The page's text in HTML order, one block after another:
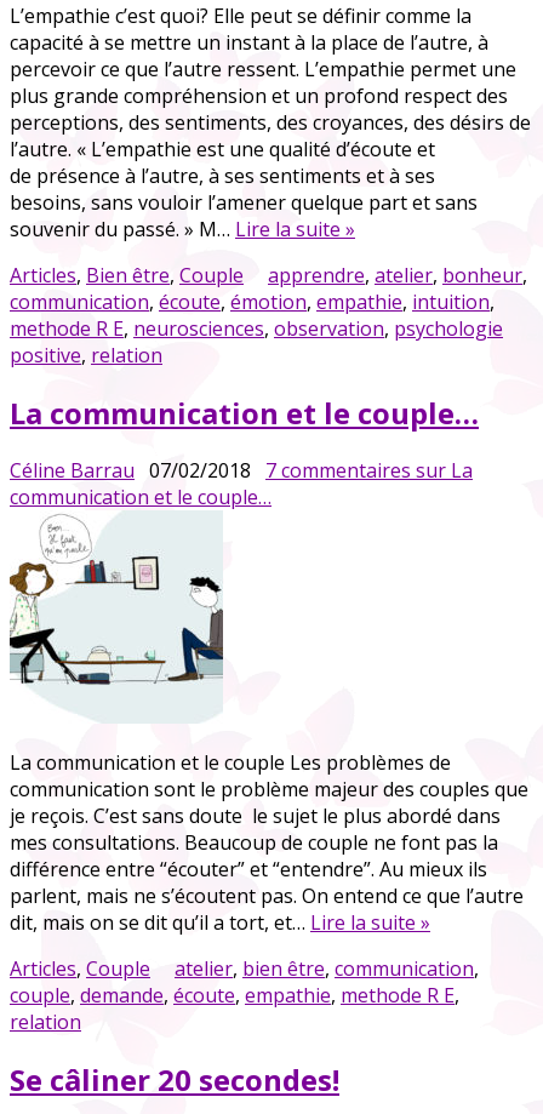
L’empathie c’est quoi? Elle peut se définir comme la
capacité à se mettre un instant à la place de l’autre, à
percevoir ce que l’autre ressent. L’empathie permet une
plus grande compréhension et un profond respect des
perceptions, des sentiments, des croyances, des désirs de
l’autre. « L’empathie est une qualité d’écoute et
de présence à l’autre, à ses sentiments et à ses
besoins, sans vouloir l’amener quelque part et sans
souvenir du passé. » M… Lire la suite »
Articles, Bien être, Couple apprendre, atelier, bonheur,
communication, écoute, émotion, empathie, intuition,
methode R E, neurosciences, observation, psychologie
positive, relation
La communication et le couple…
Céline Barrau 07/02/2018 7 commentaires sur La
communication et le couple…
La communication et le couple Les problèmes de
communication sont le problème majeur des couples que
je reçois. C’est sans doute le sujet le plus abordé dans
mes consultations. Beaucoup de couple ne font pas la
différence entre “écouter” et “entendre”. Au mieux ils
parlent, mais ne s’écoutent pas. On entend ce que l’autre
dit, mais on se dit qu’il a tort, et… Lire la suite »
Articles, Couple atelier, bien être, communication,
couple, demande, écoute, empathie, methode R E,
relation
Se câliner 20 secondes!